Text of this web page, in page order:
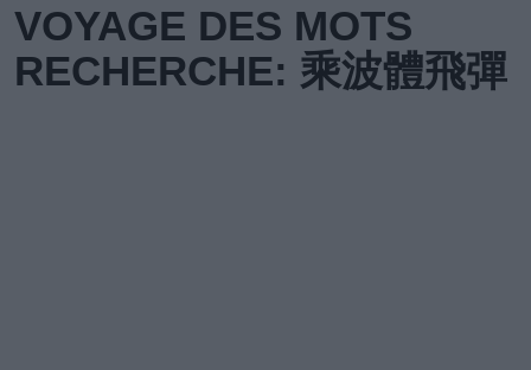
VOYAGE DES MOTS
RECHERCHE: 乘波體飛彈